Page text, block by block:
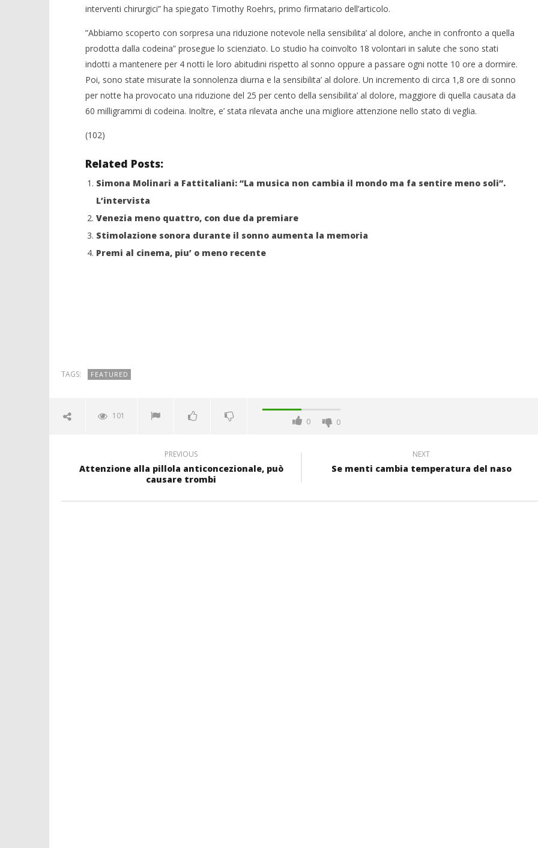
NOW VIEWING
Dormire di più fa sentire meno
dolore
03/12/2012
Redazione
Crolla il monopolio Siae con
alleanza Soundreef - LEA
03/12/2012
Redazione
Pink Floyd in mostra a Roma
03/12/2012
Redazione
interventi chirurgici” ha spiegato Timothy Roehrs, primo firmatario dell’articolo.
”Abbiamo scoperto con sorpresa una riduzione notevole nella sensibilita’ al dolore, anche in confronto a quella
prodotta dalla codeina” prosegue lo scienziato. Lo studio ha coinvolto 18 volontari in salute che sono stati
indotti a mantenere per 4 notti le loro abitudini rispetto al sonno oppure a passare ogni notte 10 ore a dormire.
Poi, sono state misurate la sonnolenza diurna e la sensibilita’ al dolore. Un incremento di circa 1,8 ore di sonno
per notte ha provocato una riduzione del 25 per cento della sensibilita’ al dolore, maggiore di quella causata da
60 milligrammi di codeina. Inoltre, e’ stata rilevata anche una migliore attenzione nello stato di veglia.
(102)
Related Posts:
Simona Molinari a Fattitaliani: “La musica non cambia il mondo ma fa sentire meno soli”.
L’intervista
Venezia meno quattro, con due da premiare
Stimolazione sonora durante il sonno aumenta la memoria
Premi al cinema, piu’ o meno recente
TAGS: FEATURED
101
0 0
PREVIOUS
Attenzione alla pillola anticoncezionale, può
causare trombi
NEXT
Se menti cambia temperatura del naso